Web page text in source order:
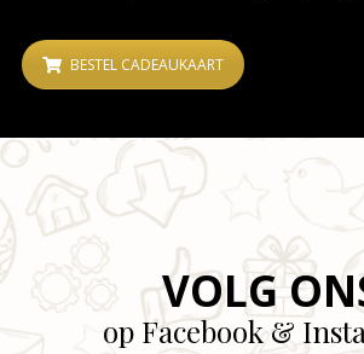
BESTEL CADEAUKAART
VOLG
op Facebook &